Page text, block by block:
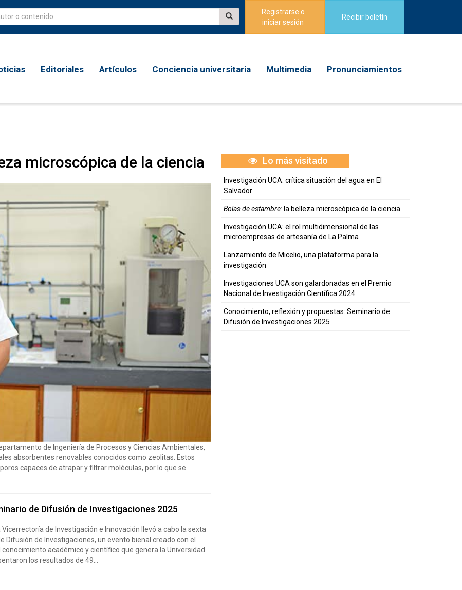
Registrarse o
iniciar sesión
Recibir boletín
Editoriales Artículos Conciencia universitaria Multimedia Pronunciamientos
microscópica de la ciencia
de Ingeniería de Procesos y Ciencias Ambientales,
absorbentes renovables conocidos como zeolitas. Estos
capaces de atrapar y filtrar moléculas, por lo que se
de Difusión de Investigaciones 2025
Vicerrectoría de Investigación e Innovación llevó a cabo la sexta
Difusión de Investigaciones, un evento bienal creado con el
académico y científico que genera la Universidad.
los resultados de 49...
Lo más visitado
Investigación UCA: crítica situación del agua en El
Salvador
Bolas de estambre: la belleza microscópica de la ciencia
Investigación UCA: el rol multidimensional de las
microempresas de artesanía de La Palma
Lanzamiento de Micelio, una plataforma para la
investigación
Investigaciones UCA son galardonadas en el Premio
Nacional de Investigación Científica 2024
Conocimiento, reflexión y propuestas: Seminario de
Difusión de Investigaciones 2025